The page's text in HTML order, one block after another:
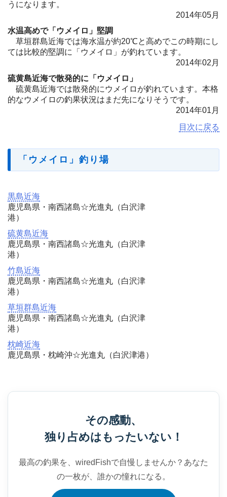
うになります。
2014年05月
水温高めで「ウメイロ」堅調
草垣群島近海では海水温が約20℃と高めでこの時期にし
ては比較的堅調に「ウメイロ」が釣れています。
2014年02月
硫黄島近海で散発的に「ウメイロ」
硫黄島近海では散発的にウメイロが釣れています。本格
的なウメイロの釣果状況はまだ先になりそうです。
2014年01月
目次に戻る
「ウメイロ」釣り場
黒島近海
鹿児島県・南西諸島☆光進丸（白沢津
港）
硫黄島近海
鹿児島県・南西諸島☆光進丸（白沢津
港）
竹島近海
鹿児島県・南西諸島☆光進丸（白沢津
港）
草垣群島近海
鹿児島県・南西諸島☆光進丸（白沢津
港）
枕崎近海
鹿児島県・枕崎沖☆光進丸（白沢津港）
その感動、
独り占めはもったいない！
最高の釣果を、wiredFishで自慢しませんか？ あなた
の一枚が、誰かの憧れになる。